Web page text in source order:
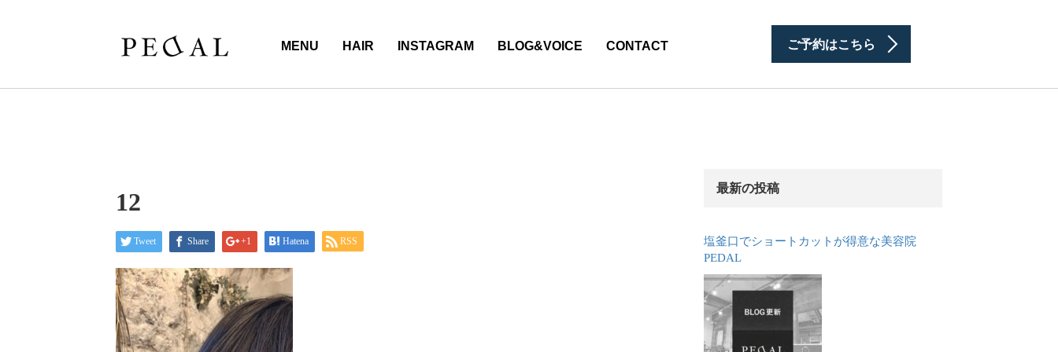
MENU HAIR INSTAGRAM BLOG&VOICE CONTACT ご予約はこちら
12
Tweet Share +1 Hatena RSS
最新の投稿
塩釜口でショートカットが得意な美容院
PEDAL